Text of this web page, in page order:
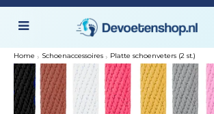
Home › Schoenaccessoires › Platte schoenveters (2 st.)